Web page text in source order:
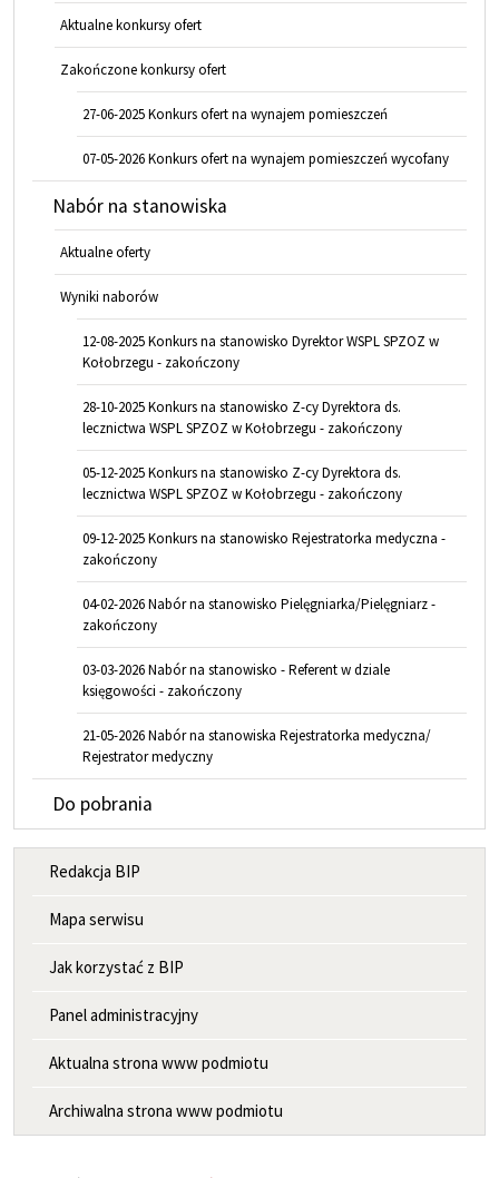
Aktualne konkursy ofert
Zakończone konkursy ofert
27-06-2025 Konkurs ofert na wynajem pomieszczeń
07-05-2026 Konkurs ofert na wynajem pomieszczeń wycofany
Nabór na stanowiska
Aktualne oferty
Wyniki naborów
12-08-2025 Konkurs na stanowisko Dyrektor WSPL SPZOZ w
Kołobrzegu - zakończony
28-10-2025 Konkurs na stanowisko Z-cy Dyrektora ds.
lecznictwa WSPL SPZOZ w Kołobrzegu - zakończony
05-12-2025 Konkurs na stanowisko Z-cy Dyrektora ds.
lecznictwa WSPL SPZOZ w Kołobrzegu - zakończony
09-12-2025 Konkurs na stanowisko Rejestratorka medyczna -
zakończony
04-02-2026 Nabór na stanowisko Pielęgniarka/Pielęgniarz -
zakończony
03-03-2026 Nabór na stanowisko - Referent w dziale
księgowości - zakończony
21-05-2026 Nabór na stanowiska Rejestratorka medyczna/
Rejestrator medyczny
Do pobrania
MENU INFORMACYJNE
Redakcja BIP
Mapa serwisu
Jak korzystać z BIP
Panel administracyjny
Aktualna strona www podmiotu
Archiwalna strona www podmiotu